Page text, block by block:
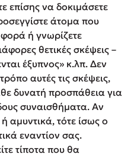
επίσης να δοκιμάσετε
άτομα που
ή γνωρίζετε
θετικές σκέψεις –
έξυπνος» κ.λπ. Δεν
αυτές τις σκέψεις,
δυνατή προσπάθεια για
συναισθήματα. Αν
αμυντικά, τότε ίσως ο
εναντίον σας.
τίποτα που θα